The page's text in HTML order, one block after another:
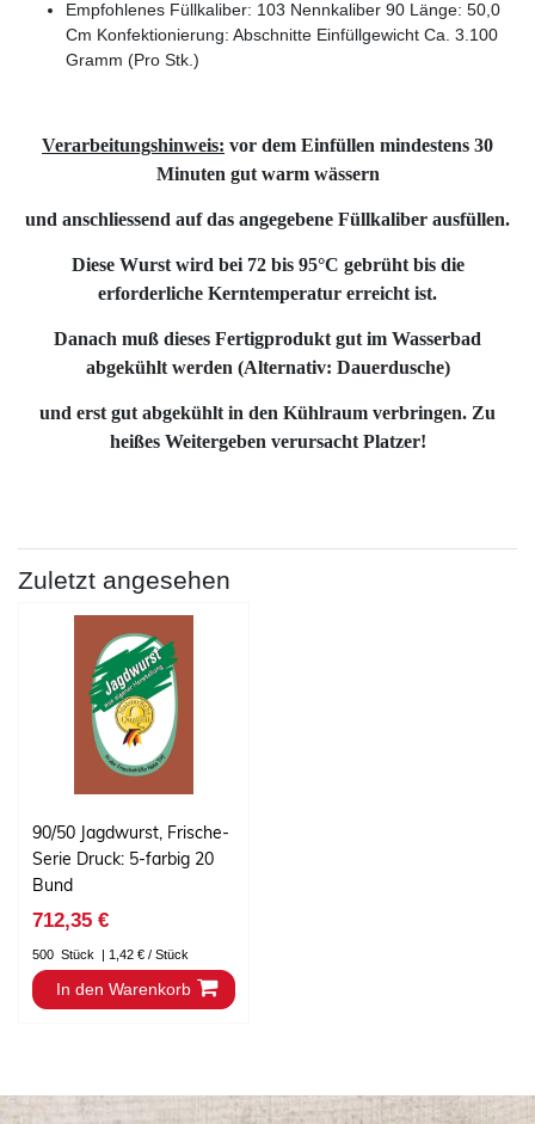
Empfohlenes Füllkaliber: 103 Nennkaliber 90 Länge: 50,0
Cm Konfektionierung: Abschnitte Einfüllgewicht Ca. 3.100
Gramm (Pro Stk.)
Verarbeitungshinweis: vor dem Einfüllen mindestens 30
Minuten gut warm wässern
und anschliessend auf das angegebene Füllkaliber ausfüllen.
Diese Wurst wird bei 72 bis 95°C gebrüht bis die
erforderliche Kerntemperatur erreicht ist.
Danach muß dieses Fertigprodukt gut im Wasserbad
abgekühlt werden (Alternativ: Dauerdusche)
und erst gut abgekühlt in den Kühlraum verbringen. Zu
heißes Weitergeben verursacht Platzer!
Zuletzt angesehen
90/50 Jagdwurst, Frische-
Serie Druck: 5-farbig 20
Bund
712,35 €
500 Stück | 1,42 € / Stück
In den Warenkorb